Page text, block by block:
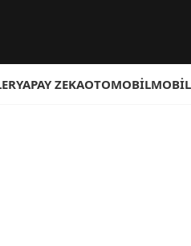
YAPAY ZEKAOTOMOBILMOBIL